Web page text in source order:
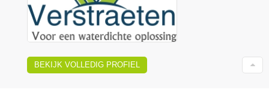
BEKIJK VOLLEDIG PROFIEL